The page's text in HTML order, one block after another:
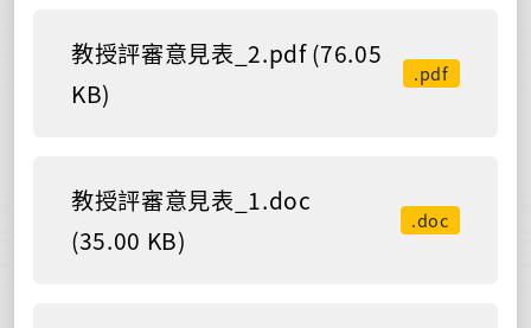
教授評審意見表_2.pdf (76.05
KB)
.pdf
教授評審意見表_1.doc
(35.00 KB)
.doc